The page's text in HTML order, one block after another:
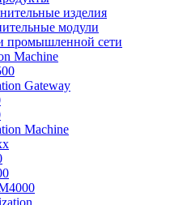
изделия
модули
промышленной сети
Machine
Gateway
Machine